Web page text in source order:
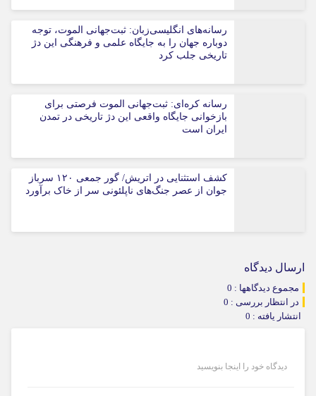
رسانه‌های انگلیسی‌زبان: ثبت‌جهانی الموت، توجه
دوباره جهان را به جایگاه علمی و فرهنگی این دژ
تاریخی جلب کرد
رسانه کره‌ای: ثبت‌جهانی الموت فرصتی برای
بازخوانی جایگاه واقعی این دژ تاریخی در تمدن
ایران است
کشف استثنایی در اتریش/ گور جمعی ۱۲۰ سرباز
جوان از عصر جنگ‌های ناپلئونی سر از خاک برآورد
ارسال دیدگاه
مجموع دیدگاهها : 0
در انتظار بررسی : 0
انتشار یافته : 0
دیدگاه خود را اینجا بنویسید